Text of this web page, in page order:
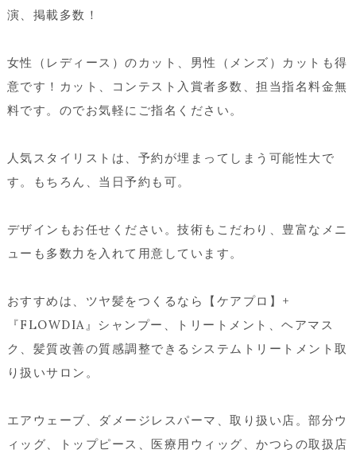
演、掲載多数！
女性（レディース）のカット、男性（メンズ）カットも得
意です！カット、コンテスト入賞者多数、担当指名料金無
料です。のでお気軽にご指名ください。
人気スタイリストは、予約が埋まってしまう可能性大で
す。もちろん、当日予約も可。
デザインもお任せください。技術もこだわり、豊富なメニ
ューも多数力を入れて用意しています。
おすすめは、ツヤ髪をつくるなら【ケアプロ】+
『FLOWDIA』シャンプー、トリートメント、ヘアマス
ク、髪質改善の質感調整できるシステムトリートメント取
り扱いサロン。
エアウェーブ、ダメージレスパーマ、取り扱い店。部分ウ
ィッグ、トップピース、医療用ウィッグ、かつらの取扱店